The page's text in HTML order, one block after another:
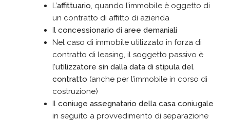
L’affittuario, quando l’immobile è oggetto di
un contratto di affitto di azienda
Ilconcessionario di aree demaniali
Nel caso di immobile utilizzato in forza di
contratto di leasing, il soggetto passivo è
l’utilizzatore sin dalla data di stipula del
contratto (anche per l’immobile in corso di
costruzione)
Ilconiuge assegnatario della casa coniugale
in seguito a provvedimento di separazione